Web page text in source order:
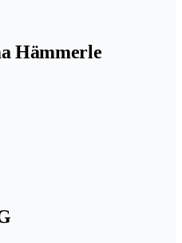
Hämmerle